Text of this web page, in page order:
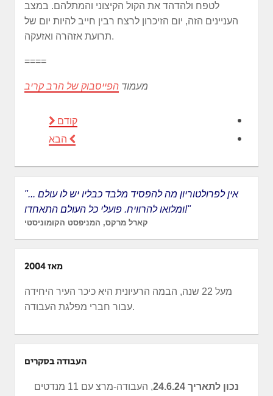
לטפח ולהדהד את הקול הקיצוני והמתלהם. במצב
העניינים הזה, יום הזיכרון לרצח רבין חייב להיות יום של
תרועת אזהרה ואזעקה.
====
מעמוד הפייסבוק של הרב קריב
קודם
הבא
"... אין לפרולטוריון מה להפסיד מלבד כבליו יש לו עולם
ומלואו להרוויח. פועלי כל העולם התאחדו!"
קארל מרקס, המניפסט הקומוניסטי
מאז 2004
מעל 22 שנה, הבמה הרעיונית היא כיכר העיר היחידה
עבור חברי מפלגת העבודה.
העבודה בסקרים
נכון לתאריך 24.6.24
, העבודה-מרצ עם 11 מנדטים